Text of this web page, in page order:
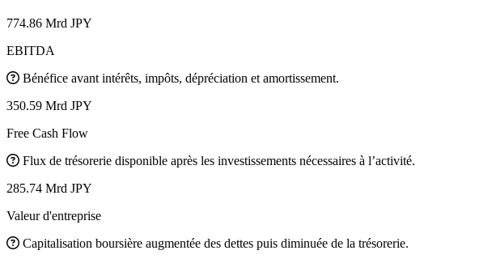
774.86 Mrd JPY
EBITDA
Bénéfice avant intérêts, impôts, dépréciation et amortissement.
350.59 Mrd JPY
Free Cash Flow
Flux de trésorerie disponible après les investissements nécessaires à l’activité.
285.74 Mrd JPY
Valeur d'entreprise
Capitalisation boursière augmentée des dettes puis diminuée de la trésorerie.